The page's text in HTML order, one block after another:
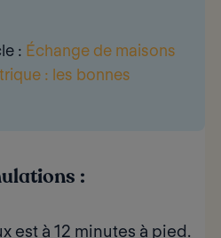
: Échange de maisons
: les bonnes
:
est à 12 minutes à pied.